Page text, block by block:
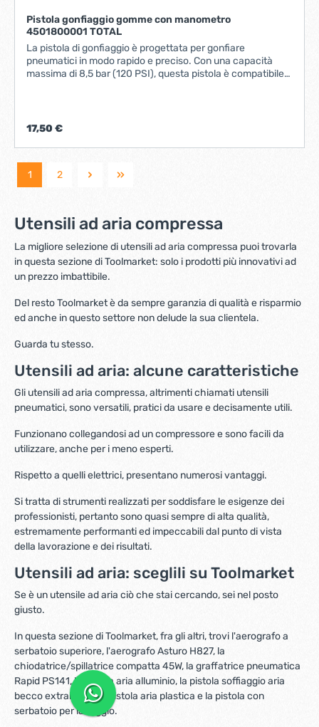
Pistola gonfiaggio gomme con manometro
4501800001 TOTAL
La pistola di gonfiaggio è progettata per gonfiare
pneumatici in modo rapido e preciso. Con una capacità
massima di 8,5 bar (120 PSI), questa pistola è compatibile
tipo Europa, USA, Nitto e Italia Codici Prodotto: Codice
strumento è ideale per officine e fai-da-te, offrendo un
gonfiaggio sicuro e controllato.
17,50 €
1 2
Utensili ad aria compressa
La migliore selezione di utensili ad aria compressa puoi trovarla
in questa sezione di Toolmarket: solo i prodotti più innovativi ad
un prezzo imbattibile.
Del resto Toolmarket è da sempre garanzia di qualità e risparmio
ed anche in questo settore non delude la sua clientela.
Guarda tu stesso.
Utensili ad aria: alcune caratteristiche
Gli utensili ad aria compressa, altrimenti chiamati utensili
pneumatici, sono versatili, pratici da usare e decisamente utili.
Funzionano collegandosi ad un compressore e sono facili da
utilizzare, anche per i meno esperti.
Rispetto a quelli elettrici, presentano numerosi vantaggi.
Si tratta di strumenti realizzati per soddisfare le esigenze dei
professionisti, pertanto sono quasi sempre di alta qualità,
estremamente performanti ed impeccabili dal punto di vista
della lavorazione e dei risultati.
Utensili ad aria: sceglili su Toolmarket
Se è un utensile ad aria ciò che stai cercando, sei nel posto
giusto.
In questa sezione di Toolmarket, fra gli altri, trovi l'aerografo a
serbatoio superiore, l'aerografo Asturo H827, la
chiodatrice/spillatrice compatta 45W, la graffatrice pneumatica
Rapid PS141, la pistola aria alluminio, la pistola soffiaggio aria
becco extralungo, la pistola aria plastica e la pistola con
serbatoio per lavaggio.